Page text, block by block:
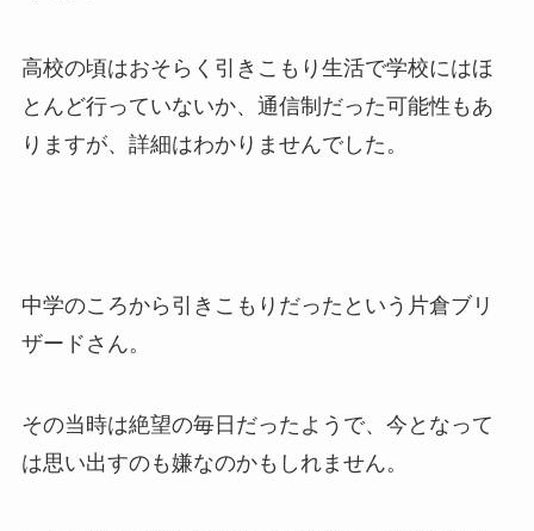
高校の頃はおそらく引きこもり生活で学校にはほ
とんど行っていないか、通信制だった可能性もあ
りますが、詳細はわかりませんでした。
中学のころから引きこもりだったという片倉ブリ
ザードさん。
その当時は絶望の毎日だったようで、今となって
は思い出すのも嫌なのかもしれません。